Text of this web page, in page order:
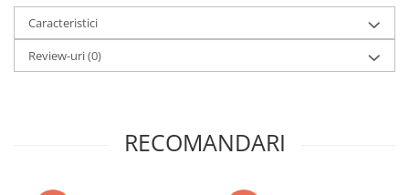
Poezie
Romane de dragoste, Carti
romantice
Caracteristici
Review-uri(0)
RECOMANDARI